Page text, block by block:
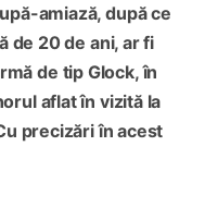
amiază, după ce
de 20 de ani, ar fi
de tip Glock, în
aflat în vizită la
precizări în acest